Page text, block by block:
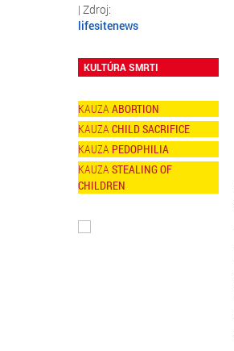
lifesitenews
KULTÚRA SMRTI
ABORTION
CHILD SACRIFICE
PEDOPHILIA
STEALING OF
CHILDREN